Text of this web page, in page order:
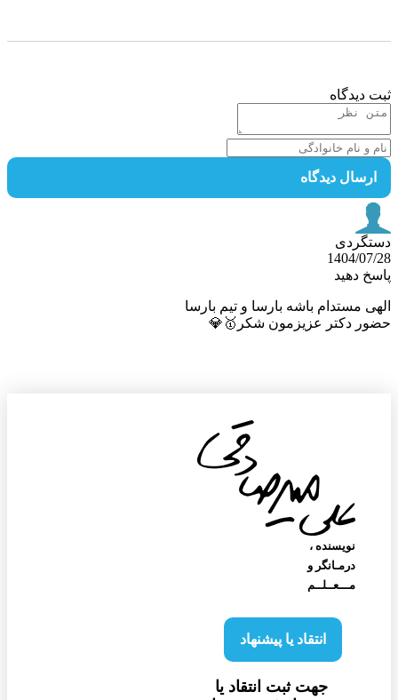
دیدگاه
دیدگاه
1404/
دهید
مستدام باشه بارسا و تیم بارسا
دکتر عزیزمون شکر🥇💎
نویسنده‌ ،
درمـانگر و
مـــعــلــم
انتقاد یا پیشنهاد
جهت ثبت انتقاد یا